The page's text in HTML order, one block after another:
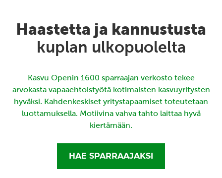
Haastetta ja kannustusta
kuplan ulkopuolelta
Kasvu Openin 1600 sparraajan verkosto tekee
arvokasta vapaaehtoistyötä kotimaisten kasvuyritysten
hyväksi. Kahdenkeskiset yritystapaamiset toteutetaan
luottamuksella. Motiivina vahva tahto laittaa hyvä
kiertämään.
HAE SPARRAAJAKSI